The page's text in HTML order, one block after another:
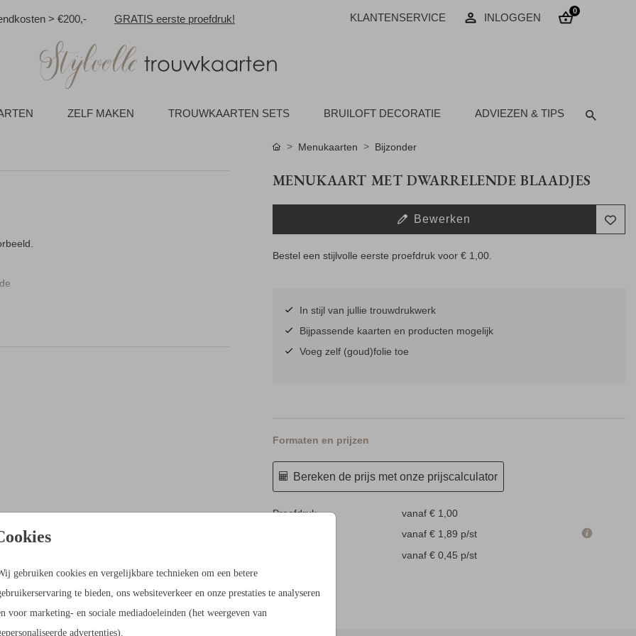
> €200,- GRATIS eerste proefdruk! KLANTENSERVICE INLOGGEN
0
ZELF MAKEN TROUWKAARTEN SETS BRUILOFT DECORATIE ADVIEZEN & TIPS
gebruiken cookies en vergelijkbare technieken om een betere
te bieden, ons websiteverkeer en onze prestaties te analyseren
voor marketing- en sociale mediadoeleinden (het weergeven van
advertenties).
Menukaarten Bijzonder
MENUKAART MET DWARRELENDE BLAADJES
Bewerken
Bestel een stijlvolle eerste proefdruk voor € 1,00.
In stijl van jullie trouwdrukwerk
Bijpassende kaarten en producten mogelijk
Voeg zelf (goud)folie toe
Formaten en prijzen
Bereken de prijs met onze prijscalculator
Proefdruk
vanaf € 1,00
vanaf € 1,89 p/st
vanaf € 0,45 p/st